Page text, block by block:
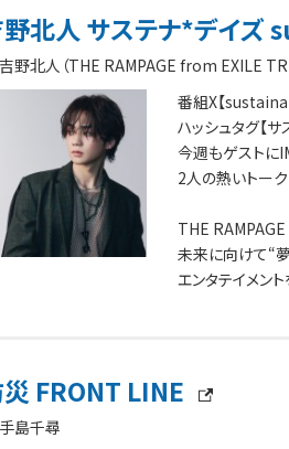
北人 サステナ*デイズ
吉野北人（THE RAMPAGE from EXILE
番組X【
ハッシュタグ【サ
今週もゲストに
2人の熱いトーク
THE RAMPAGE
未来に向けて“
エンタテイメン
FRONT LINE
手島千尋